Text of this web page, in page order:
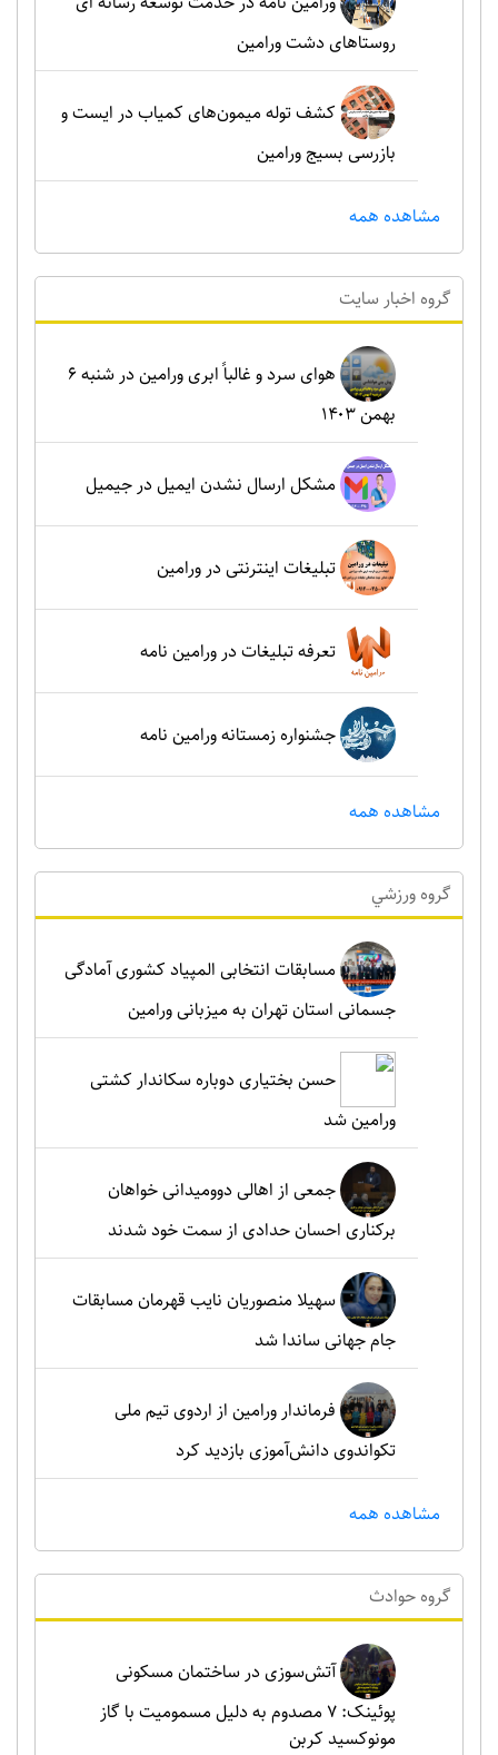
روستاهای دشت ورامین
کشف توله میمون‌های کمیاب در ایست و
بازرسی بسیج ورامین
مشاهده همه
گروه اخبار سايت
هوای سرد و غالباً ابری ورامین در شنبه ۶
بهمن ۱۴۰۳
مشکل ارسال نشدن ایمیل در جیمیل
تبلیغات اینترنتی در ورامین
تعرفه تبلیغات در ورامین نامه
جشنواره زمستانه ورامین نامه
مشاهده همه
گروه ورزشي
مسابقات انتخابی المپیاد کشوری آمادگی
جسمانی استان تهران به میزبانی ورامین
حسن بختیاری دوباره سکاندار کشتی
ورامین شد
جمعی از اهالی دوومیدانی خواهان
برکناری احسان حدادی از سمت خود شدند
سهیلا منصوریان نایب قهرمان مسابقات
جام جهانی ساندا شد
فرماندار ورامین از اردوی تیم ملی
تکواندوی دانش‌آموزی بازدید کرد
مشاهده همه
گروه حوادث
آتش‌سوزی در ساختمان مسکونی
پوئینک: 7 مصدوم به دلیل مسمومیت با گاز
مونوکسید کربن